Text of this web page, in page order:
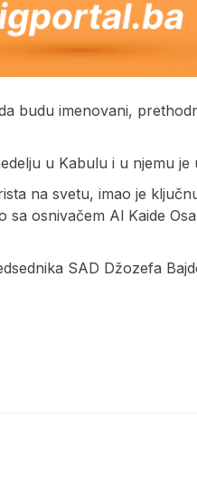
budu imenovani,
u Kabulu i u njemu
na svetu, imao je
sa osnivačem Al Kaide
SAD Džozefa